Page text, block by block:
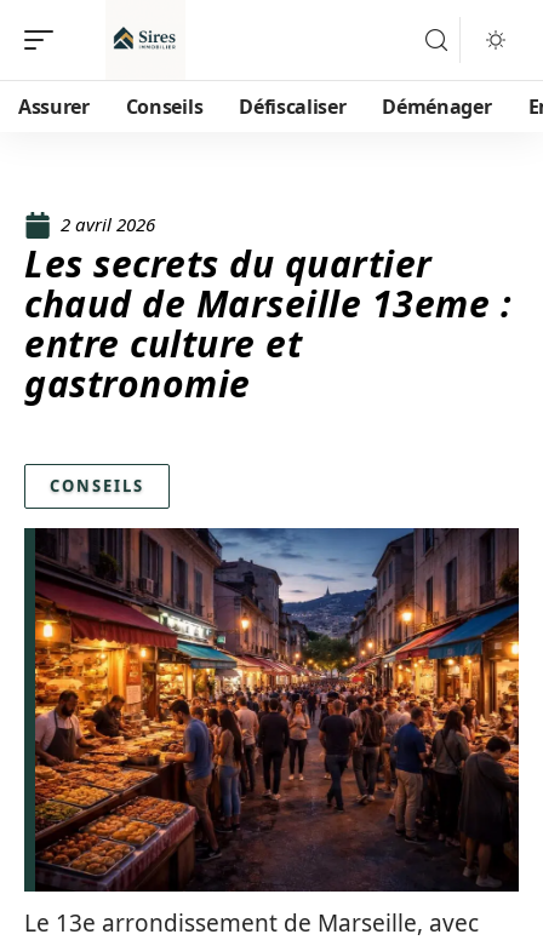
Assurer Conseils Défiscaliser Déménager
2 avril 2026
Les secrets du quartier
chaud de Marseille 13eme :
entre culture et
gastronomie
CONSEILS
Le 13e arrondissement de Marseille, avec